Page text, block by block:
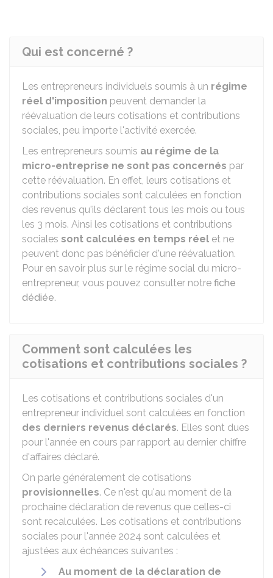
Qui est concerné ?
Les entrepreneurs individuels soumis à un régime
réel d'imposition peuvent demander la
réévaluation de leurs cotisations et contributions
sociales, peu importe l'activité exercée.
Les entrepreneurs soumis au régime de la
micro-entreprise ne sont pas concernés par
cette réévaluation. En effet, leurs cotisations et
contributions sociales sont calculées en fonction
des revenus qu'ils déclarent tous les mois ou tous
les 3 mois. Ainsi les cotisations et contributions
sociales sont calculées en temps réel et ne
peuvent donc pas bénéficier d'une réévaluation.
Pour en savoir plus sur le régime social du micro-
entrepreneur, vous pouvez consulter notre fiche
dédiée.
Comment sont calculées les
cotisations et contributions sociales ?
Les cotisations et contributions sociales d'un
entrepreneur individuel sont calculées en fonction
des derniers revenus déclarés. Elles sont dues
pour l'année en cours par rapport au dernier chiffre
d'affaires déclaré.
On parle généralement de cotisations
provisionnelles. Ce n'est qu'au moment de la
prochaine déclaration de revenus que celles-ci
sont recalculées. Les cotisations et contributions
sociales pour l'année 2024 sont calculées et
ajustées aux échéances suivantes :
Au moment de la déclaration de